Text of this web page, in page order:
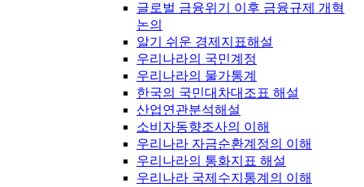
글로벌 금융위기 이후 금융규제 개혁
논의
알기 쉬운 경제지표해설
우리나라의 국민계정
우리나라의 물가통계
한국의 국민대차대조표 해설
산업연관분석해설
소비자동향조사의 이해
우리나라 자금순환계정의 이해
우리나라의 통화지표 해설
우리나라 국제수지통계의 이해